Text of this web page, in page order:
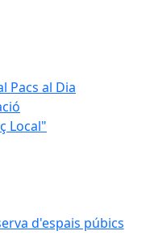
Pacs al Dia
Local"
d'espais púbics